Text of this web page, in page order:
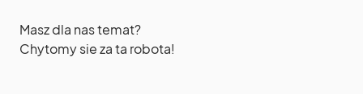
Masz dla nas temat?
Chytomy sie za ta robota!